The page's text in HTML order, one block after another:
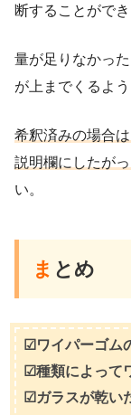
断することができ
量が足りなかっ
が上までくるよ
希釈済みの場合
説明欄にしたが
い。
ま とめ
☑ワイパーゴム
☑種類によって
☑ガラスが乾い